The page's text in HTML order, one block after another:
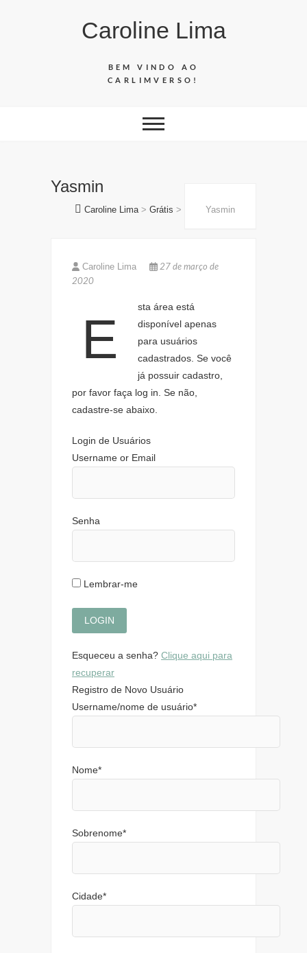
Caroline Lima
BEM VINDO AO
CARLIMVERSO!
Yasmin
Caroline Lima> Grátis > Yasmin
Caroline Lima
27 de março de
2020
E
sta área está
disponível apenas
para usuários
cadastrados. Se você
já possuir cadastro,
por favor faça log in. Se não,
cadastre-se abaixo.
Login de Usuários
Username or Email
Senha
Lembrar-me
Esqueceu a senha? Clique aqui para
recuperar
Registro de Novo Usuário
Username/nome de usuário*
Nome*
Sobrenome*
Cidade*